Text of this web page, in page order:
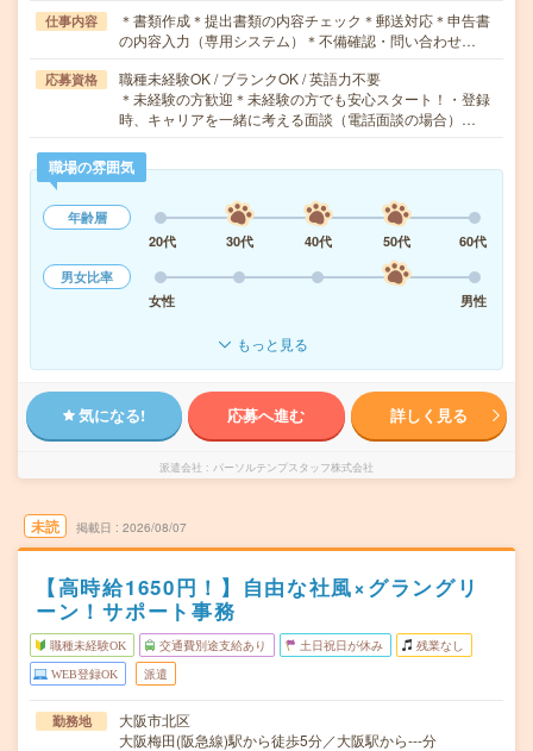
仕事内容
＊書類作成＊提出書類の内容チェック＊郵送対応＊申告書
の内容入力（専用システム）＊不備確認・問い合わせ…
応募資格
職種未経験OK / ブランクOK / 英語力不要
＊未経験の方歓迎＊未経験の方でも安心スタート！・登録
時、キャリアを一緒に考える面談（電話面談の場合）…
職場の雰囲気
年齢層
20代
30代 40代 50代
60代
男女比率
女性
男性
もっと見る
気になる! 応募へ進む 詳しく見る
派遣会社 パーソルテンプスタッフ株式会社
未読 掲載日 2026/08/07
【高時給1650円！】自由な社風×グラングリ
ーン！サポート事務
職種未経験OK 交通費別途支給あり 土日祝日が休み 残業なし
WEB登録OK 派遣
勤務地
大阪市北区
大阪梅田(阪急線)駅から徒歩5分／大阪駅から---分